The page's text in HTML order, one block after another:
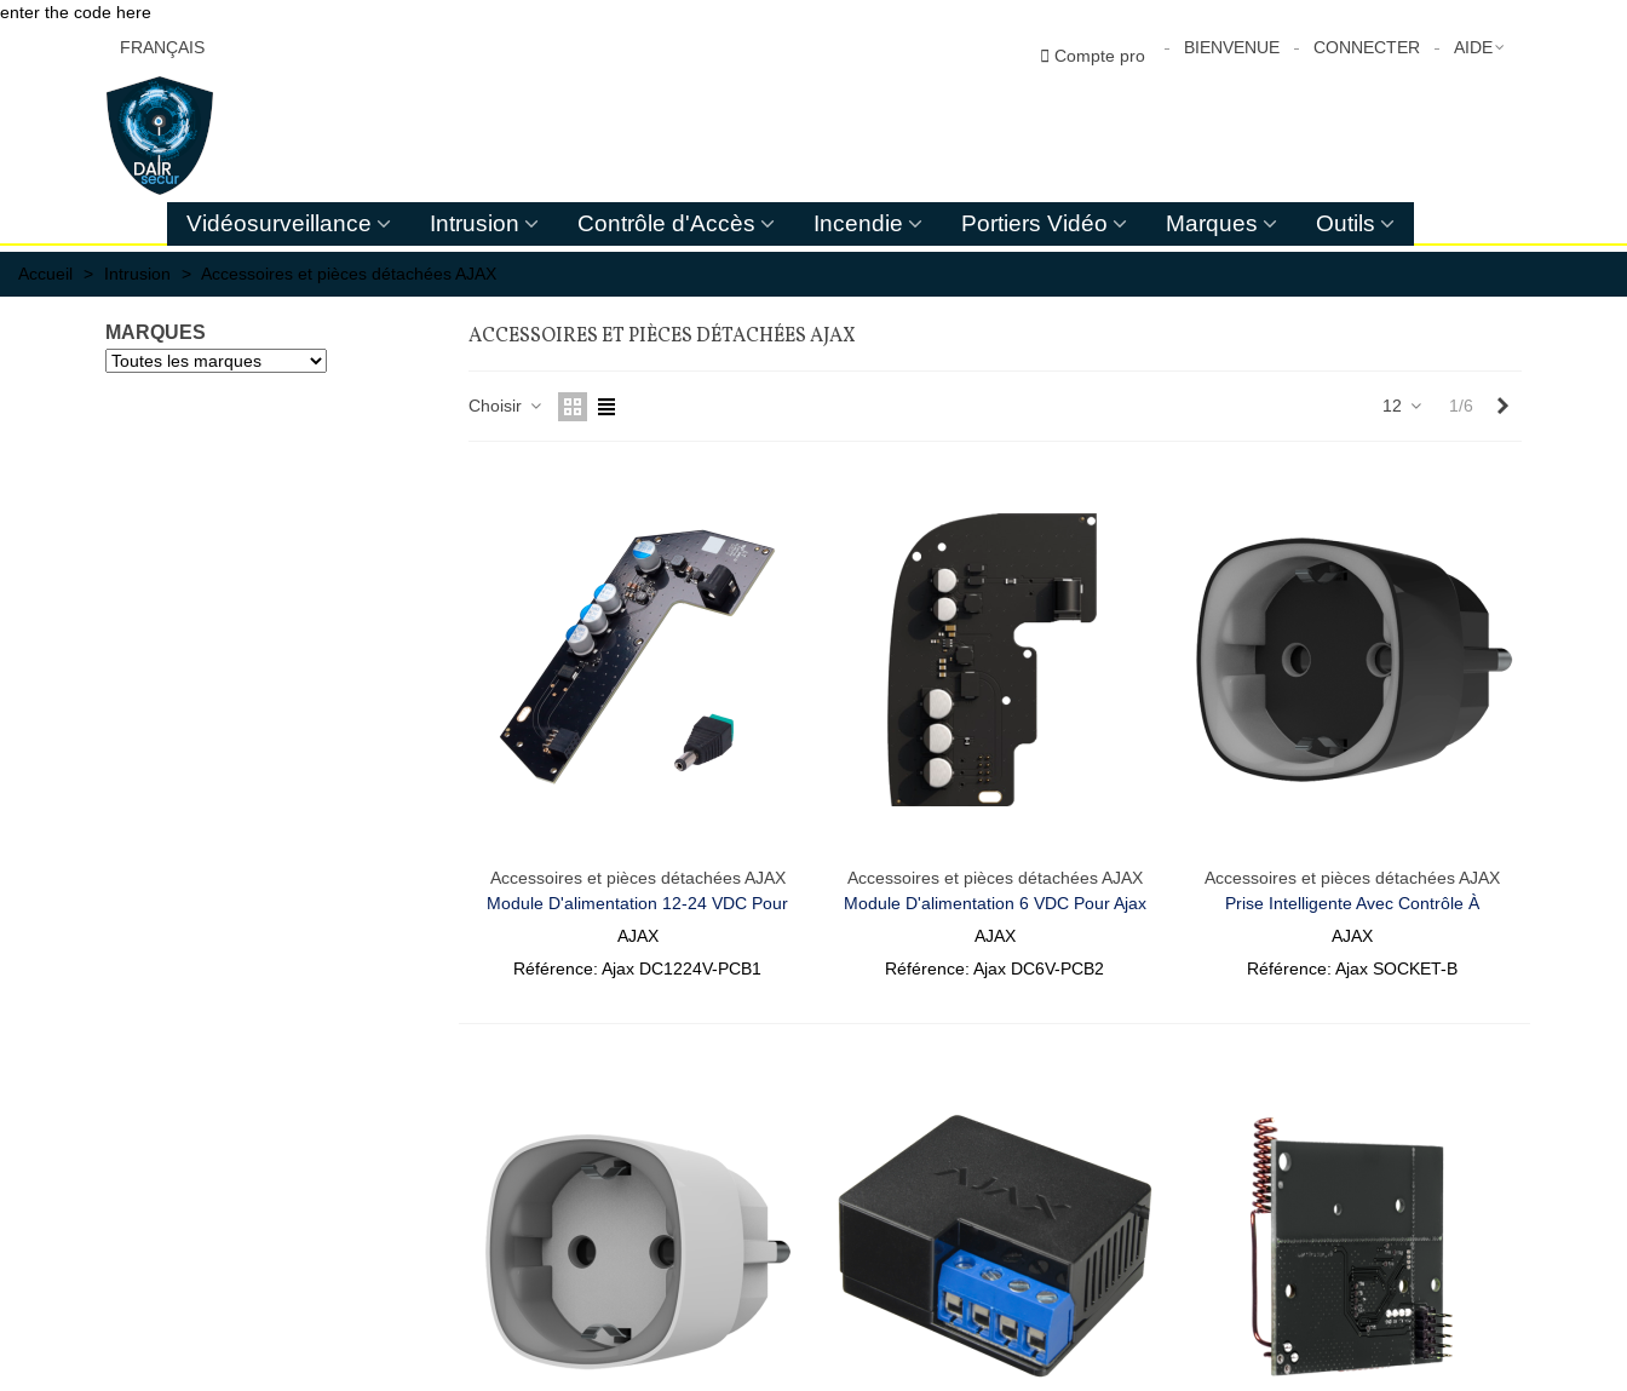
enter the code here
FRANÇAIS
 Compte pro BIENVENUE CONNECTER AIDE
Vidéosurveillance Intrusion Contrôle d'Accès Incendie Portiers Vidéo Marques Outils
Accueil > Intrusion > Accessoires et pièces détachées AJAX
MARQUES ACCESSOIRES ET PIÈCES DÉTACHÉES AJAX
Choisir 12 1/6
Aperçu Rapide
Accessoires et pièces détachées AJAX
Module D'alimentation 12-24 VDC Pour
Ajax
AJAX
Référence: Ajax DC1224V-PCB1
Aperçu Rapide
Accessoires et pièces détachées AJAX
Module D'alimentation 6 VDC Pour Ajax
AJAX
Référence: Ajax DC6V-PCB2
Aperçu Rapide
Accessoires et pièces détachées AJAX
Prise Intelligente Avec Contrôle À
Distance Ajax
AJAX
Référence: Ajax SOCKET-B